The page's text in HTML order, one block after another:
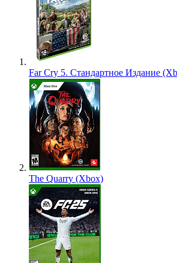
Far Cry 5. Стандартное Издание
The Quarry (Xbox)